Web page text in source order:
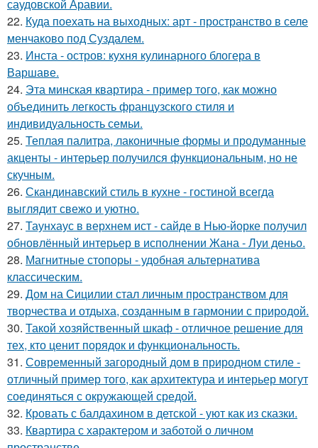
саудовской Аравии.
22. Куда поехать на выходных: арт - пространство в селе
менчаково под Суздалем.
23. Инста - остров: кухня кулинарного блогера в
Варшаве.
24. Эта минская квартира - пример того, как можно
объединить легкость французского стиля и
индивидуальность семьи.
25. Теплая палитра, лаконичные формы и продуманные
акценты - интерьер получился функциональным, но не
скучным.
26. Скандинавский стиль в кухне - гостиной всегда
выглядит свежо и уютно.
27. Таунхаус в верхнем ист - сайде в Нью-йорке получил
обновлённый интерьер в исполнении Жана - Луи деньо.
28. Магнитные стопоры - удобная альтернатива
классическим.
29. Дом на Сицилии стал личным пространством для
творчества и отдыха, созданным в гармонии с природой.
30. Такой хозяйственный шкаф - отличное решение для
тех, кто ценит порядок и функциональность.
31. Современный загородный дом в природном стиле -
отличный пример того, как архитектура и интерьер могут
соединяться с окружающей средой.
32. Кровать с балдахином в детской - уют как из сказки.
33. Квартира с характером и заботой о личном